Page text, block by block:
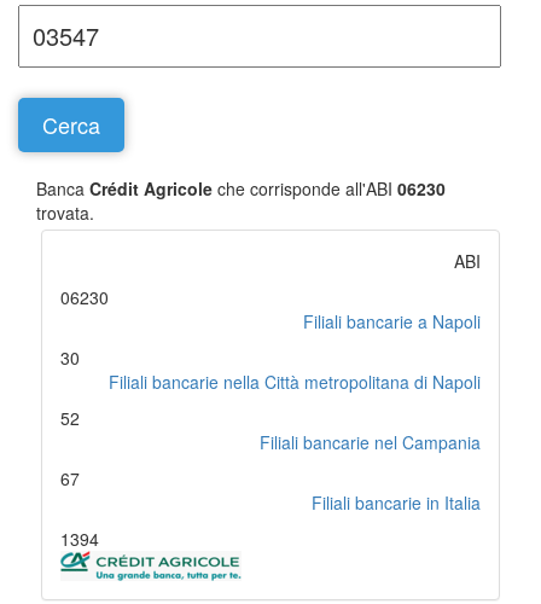
Banca Crédit Agricole che corrisponde all'ABI 06230
trovata.
ABI
06230
Filiali bancarie a Napoli
30
Filiali bancarie nella Città metropolitana di Napoli
52
Filiali bancarie nel Campania
67
Filiali bancarie in Italia
1394